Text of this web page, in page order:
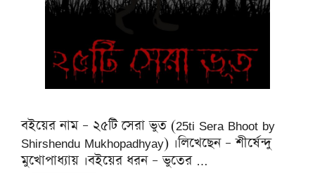
বইয়ের নাম – ২৫টি সেরা ভুত (25ti Sera Bhoot by
Shirshendu Mukhopadhyay) ।লিখেছেন – শীর্ষেন্দু
মুখোপাধ্যায় ।বইয়ের ধরন – ভুতের …